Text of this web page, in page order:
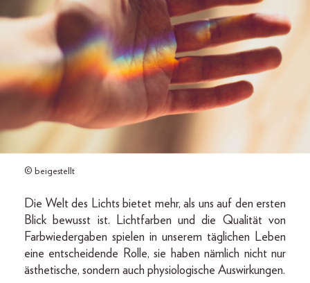
© beigestellt
Die Welt des Lichts bietet mehr, als uns auf den ersten
Blick bewusst ist. Lichtfarben und die Qualität von
Farbwiedergaben spielen in unserem täglichen Leben
eine entscheidende Rolle, sie haben nämlich nicht nur
ästhetische, sondern auch physiologische Auswirkungen.